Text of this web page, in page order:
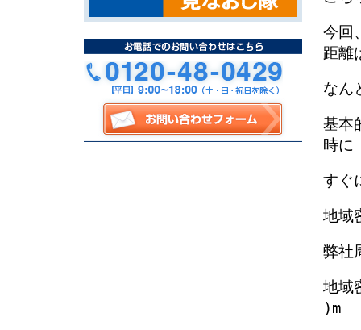
今回
距離
なん
基本
時に
すぐ
地域
弊社
地域
)m